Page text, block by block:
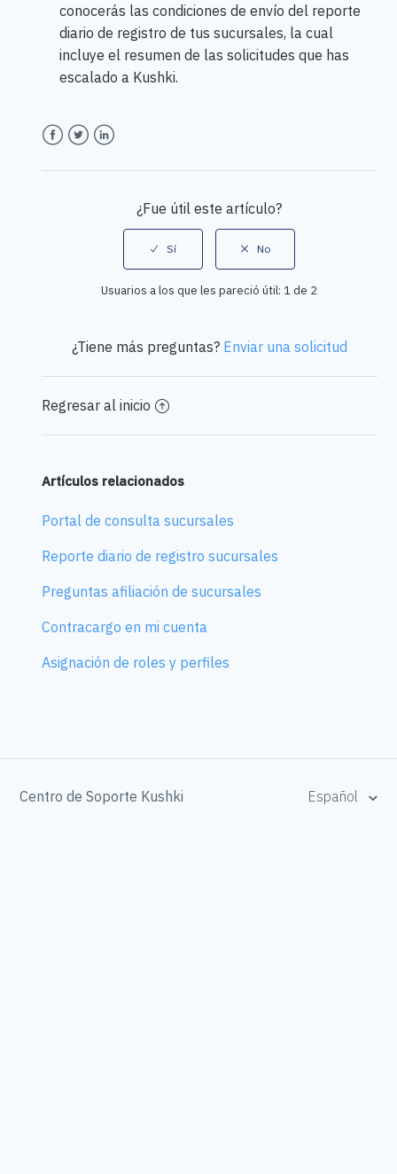
conocerás las condiciones de envío del reporte
diario de registro de tus sucursales, la cual
incluye el resumen de las solicitudes que has
escalado a Kushki.
¿Fue útil este artículo?
Usuarios a los que les pareció útil: 1 de 2
¿Tiene más preguntas? Enviar una solicitud
Regresar al inicio
Artículos relacionados
Portal de consulta sucursales
Reporte diario de registro sucursales
Preguntas afiliación de sucursales
Contracargo en mi cuenta
Asignación de roles y perfiles
Centro de Soporte Kushki Español